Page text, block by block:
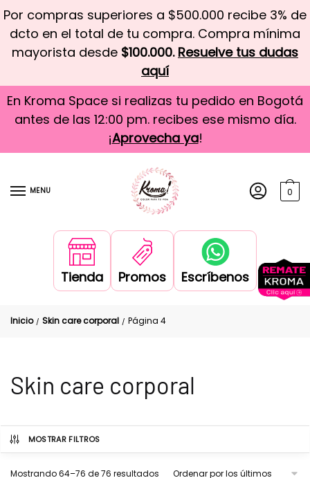
Por compras superiores a $500.000 recibe 3% de
dcto en el total de tu compra. Compra mínima
mayorista desde $100.000. Resuelve tus dudas
aquí
En Kroma Space si realizas tu pedido en Bogotá
antes de las 12:00 pm. recibes ese mismo día.
¡Aprovecha ya!
MENU 0
Tienda Promos Escríbenos
Inicio / Skin care corporal / Página 4
Skin care corporal
MOSTRAR FILTROS
Mostrando 64–76 de 76 resultados